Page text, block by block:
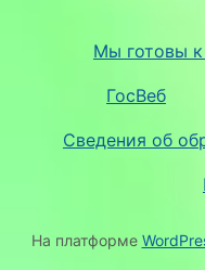
Мы готовы
ГосВеб
Сведения об
На платформе